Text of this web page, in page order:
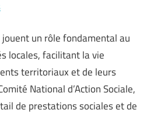
jouent un rôle fondamental au
locales, facilitant la vie
territoriaux et de leurs
National d’Action Sociale,
de prestations sociales et de